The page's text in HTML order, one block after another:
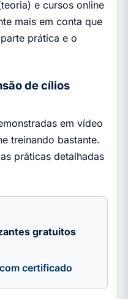
e cursos online
mais em conta que
prática e o
de cílios
em vídeo
treinando bastante.
práticas detalhadas
gratuitos
certificado